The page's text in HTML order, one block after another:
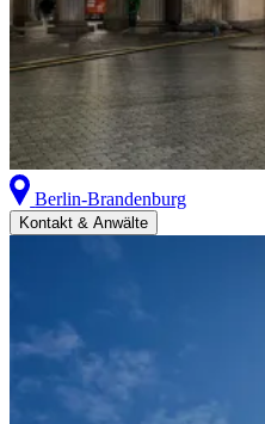
Berlin-Brandenburg
Kontakt & Anwälte